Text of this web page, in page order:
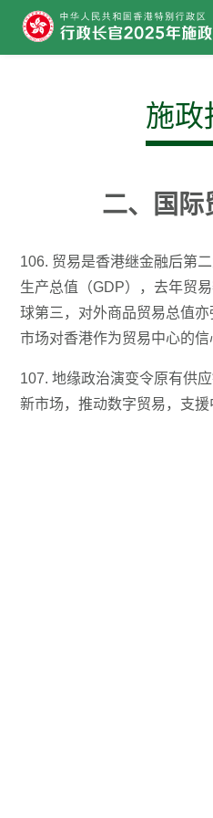
施政
二、国际
106. 贸易是香港继金融后第
生产总值（GDP），去年贸
球第三，对外商品贸易总值
市场对香港作为贸易中心的信
107. 地缘政治演变令原有供
新市场，推动数字贸易，支援